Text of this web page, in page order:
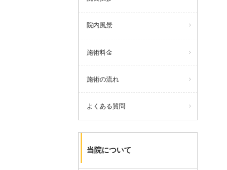
query_builder2026年4月02日
うございます。
す。
化、花粉疲れなどで自律神経も乱
しっかり身体を整えたいですね。
院内風景
施術料金
施術の流れ
よくある質問
当院について